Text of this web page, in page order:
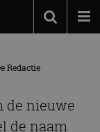
Redactie
de nieuwe
de naam